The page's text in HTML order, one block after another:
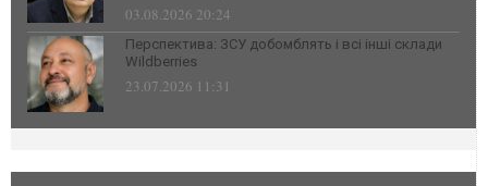
03.08.2026 20:24
Перспектива: ЗСУ добомблять і всі інші склади
Wildberries
23.07.2026 11:31